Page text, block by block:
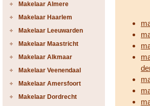
Makelaar Almere
Makelaar Haarlem
Makelaar Leeuwarden
Makelaar Maastricht
Makelaar Alkmaar
Makelaar Veenendaal
Makelaar Amersfoort
Makelaar Dordrecht